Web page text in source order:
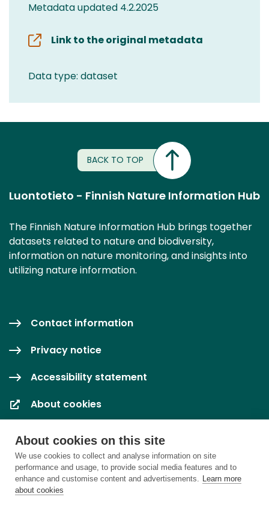
About cookies on this site
We use cookies to collect and analyse information on site
performance and usage, to provide social media features and to
enhance and customise content and advertisements. Learn more
about cookies
Metadata updated 4.2.2025
Link to the original metadata
Data type: dataset
BACK TO TOP
Luontotieto - Finnish Nature Information Hub
The Finnish Nature Information Hub brings together
datasets related to nature and biodiversity,
information on nature monitoring, and insights into
utilizing nature information.
Contact information
Privacy notice
Accessibility statement
About cookies